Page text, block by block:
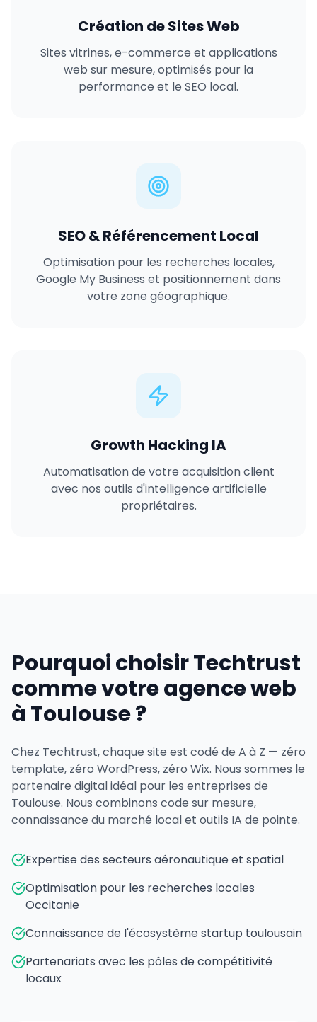
Création de Sites Web
Sites vitrines, e-commerce et applications
web sur mesure, optimisés pour la
performance et le SEO local.
SEO & Référencement Local
Optimisation pour les recherches locales,
Google My Business et positionnement dans
votre zone géographique.
Growth Hacking IA
Automatisation de votre acquisition client
avec nos outils d'intelligence artificielle
propriétaires.
Pourquoi choisir Techtrust
comme votre agence web
à Toulouse ?
Chez Techtrust, chaque site est codé de A à Z — zéro
template, zéro WordPress, zéro Wix. Nous sommes le
partenaire digital idéal pour les entreprises de
Toulouse. Nous combinons code sur mesure,
connaissance du marché local et outils IA de pointe.
Expertise des secteurs aéronautique et spatial
Optimisation pour les recherches locales
Occitanie
Connaissance de l'écosystème startup toulousain
Partenariats avec les pôles de compétitivité
locaux